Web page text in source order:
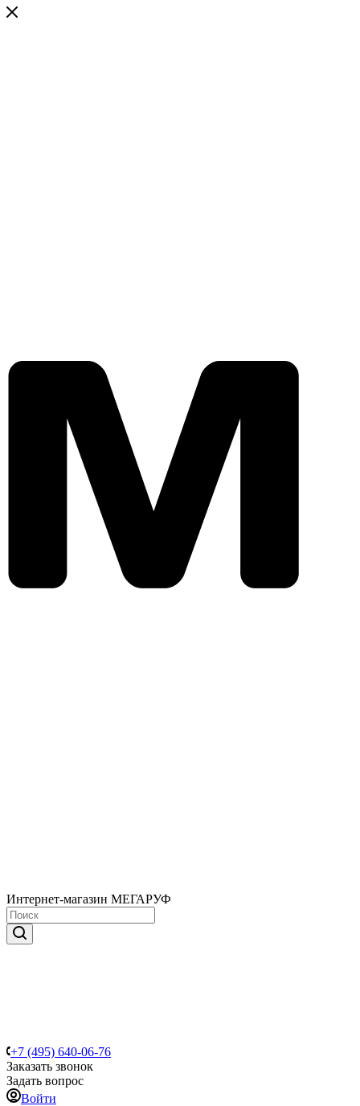
Интернет-магазин МЕГАРУФ
+7 (495) 640-06-76
Заказать звонок
Задать вопрос
Войти